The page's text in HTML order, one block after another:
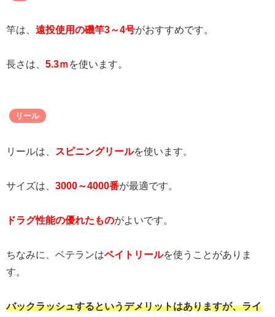
竿は、 遠投使用の磯竿3～4号がおすすめです。
長さは、 5.3ｍを使います。
リール
リールは、 スピニングリールを使います。
サイズは、 3000～4000番が最適です。
ドラグ性能の優れたものがよいです。
ちなみに、ベテランはベイトリールを使うことがありま
す。
バックラッシュするというデメリットはありますが、ライ